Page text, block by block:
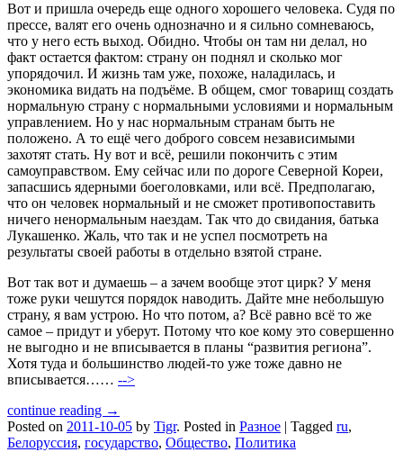
Вот и пришла очередь еще одного хорошего человека. Судя по
прессе, валят его очень однозначно и я сильно сомневаюсь,
что у него есть выход. Обидно. Чтобы он там ни делал, но
факт остается фактом: страну он поднял и сколько мог
упорядочил. И жизнь там уже, похоже, наладилась, и
экономика видать на подъёме. В общем, смог товарищ создать
нормальную страну с нормальными условиями и нормальным
управлением. Но у нас нормальным странам быть не
положено. А то ещё чего доброго совсем независимыми
захотят стать. Ну вот и всё, решили покончить с этим
самоуправством. Ему сейчас или по дороге Северной Кореи,
запасшись ядерными боеголовками, или всё. Предполагаю,
что он человек нормальный и не сможет противопоставить
ничего ненормальным наездам. Так что до свидания, батька
Лукашенко. Жаль, что так и не успел посмотреть на
результаты своей работы в отдельно взятой стране.
Вот так вот и думаешь – а зачем вообще этот цирк? У меня
тоже руки чешутся порядок наводить. Дайте мне небольшую
страну, я вам устрою. Но что потом, а? Всё равно всё то же
самое – придут и уберут. Потому что кое кому это совершенно
не выгодно и не вписывается в планы “развития региона”.
Хотя туда и большинство людей-то уже тоже давно не
вписывается…… -->
continue reading →
Posted on 2011-10-05 by Tigr. Posted in Разное | Tagged ru,
Белоруссия, государство, Общество, Политика